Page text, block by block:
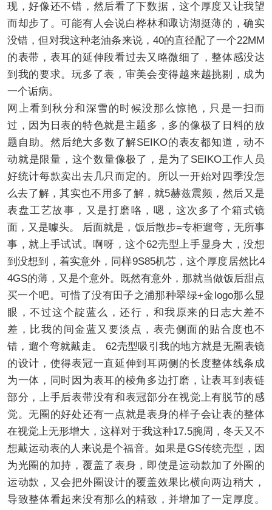
现，好像还不错，然后看了下数据，这个厚度又让我望
而却步了。可能有人会说白桦林和诹访湖挺薄的，确实
没错，但对我这种老油条来说，40的直径配了一个22MM
的表带，表耳的延伸段看过去又略微细了，整体感没达
到我的要求。玩多了表，审美会变得越来越挑剔，成为
一个诟病。
网上看到秋分和深雪的时候没那么惊艳，只是一扫而
过，因为日表的特色就是主题多，多的像极了日料的放
题自助。然后绝大多数了解SEIKO的表友都知道，动不
动就是限量，这个数量像极了，是为了SEIKO工作人员
好统计每款卖出去几只而定的。所以一开始对四季没怎
么去了解，其实也不用多了解，就5赫兹震频，然后又是
表盘工艺故事，又是打磨咯，嗯，这次多了个箱式镜
面，又是噱头。 后面就是，饭后散步=专柜遛弯，无所事
事，就上手试试。啊呀，这个62壳型上手显身大，没想
到没想到，着实意外，同样9S85机芯，这个厚度居然比4
4GS的薄，又是个意外。既然有意外，那就当做饭后甜点
买一个吧。可惜了没有田子之浦那种翠绿+金logo那么显
眼，不过这个靛蓝么，还行，和我原来的日志大差不
差，比我的间金蓝又要淡点，表壳侧面的贴合度也不
错，遛个弯就戴走。 62壳型吸引我的地方就是无圈表镜
的设计，使得表冠一直延伸到耳两侧的长度整体线条成
为一体，同时因为表耳的棱角多边打磨，让表耳到表链
部分，上手后表带没有和表冠部分在视觉上有脱节的感
觉。无圈的好处还有一点就是表身的样子会让表的整体
在视觉上无形增大，这样对于我这种17.5腕周，冬天又不
想戴运动表的人来说是个福音。如果是GS传统壳型，因
为光圈的加持，覆盖了表身，即使是运动款加了外圈的
运动款，又会把外圈设计的覆盖效果比横向两边稍大，
导致整体看起来没有那么的精致，并增加了一定厚度。